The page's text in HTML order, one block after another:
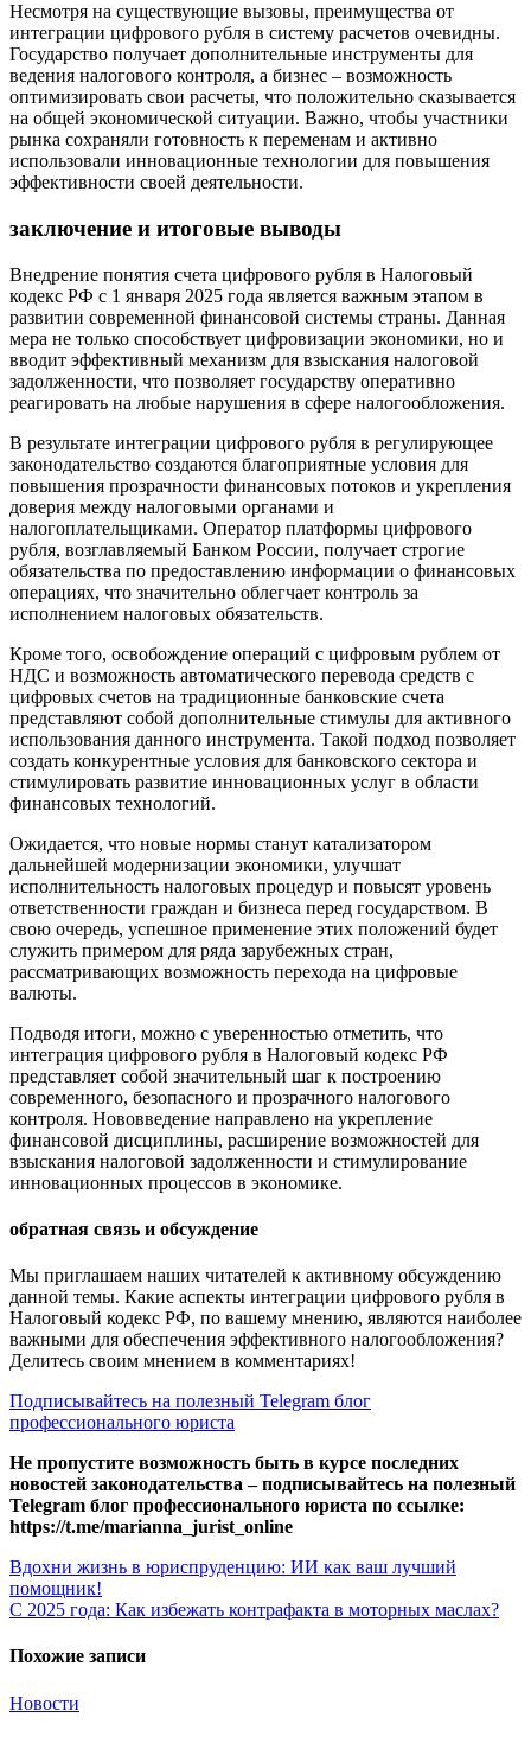
Несмотря на существующие вызовы, преимущества от
интеграции цифрового рубля в систему расчетов очевидны.
Государство получает дополнительные инструменты для
ведения налогового контроля, а бизнес – возможность
оптимизировать свои расчеты, что положительно сказывается
на общей экономической ситуации. Важно, чтобы участники
рынка сохраняли готовность к переменам и активно
использовали инновационные технологии для повышения
эффективности своей деятельности.
заключение и итоговые выводы
Внедрение понятия счета цифрового рубля в Налоговый
кодекс РФ с 1 января 2025 года является важным этапом в
развитии современной финансовой системы страны. Данная
мера не только способствует цифровизации экономики, но и
вводит эффективный механизм для взыскания налоговой
задолженности, что позволяет государству оперативно
реагировать на любые нарушения в сфере налогообложения.
В результате интеграции цифрового рубля в регулирующее
законодательство создаются благоприятные условия для
повышения прозрачности финансовых потоков и укрепления
доверия между налоговыми органами и
налогоплательщиками. Оператор платформы цифрового
рубля, возглавляемый Банком России, получает строгие
обязательства по предоставлению информации о финансовых
операциях, что значительно облегчает контроль за
исполнением налоговых обязательств.
Кроме того, освобождение операций с цифровым рублем от
НДС и возможность автоматического перевода средств с
цифровых счетов на традиционные банковские счета
представляют собой дополнительные стимулы для активного
использования данного инструмента. Такой подход позволяет
создать конкурентные условия для банковского сектора и
стимулировать развитие инновационных услуг в области
финансовых технологий.
Ожидается, что новые нормы станут катализатором
дальнейшей модернизации экономики, улучшат
исполнительность налоговых процедур и повысят уровень
ответственности граждан и бизнеса перед государством. В
свою очередь, успешное применение этих положений будет
служить примером для ряда зарубежных стран,
рассматривающих возможность перехода на цифровые
валюты.
Подводя итоги, можно с уверенностью отметить, что
интеграция цифрового рубля в Налоговый кодекс РФ
представляет собой значительный шаг к построению
современного, безопасного и прозрачного налогового
контроля. Нововведение направлено на укрепление
финансовой дисциплины, расширение возможностей для
взыскания налоговой задолженности и стимулирование
инновационных процессов в экономике.
обратная связь и обсуждение
Мы приглашаем наших читателей к активному обсуждению
данной темы. Какие аспекты интеграции цифрового рубля в
Налоговый кодекс РФ, по вашему мнению, являются наиболее
важными для обеспечения эффективного налогообложения?
Делитесь своим мнением в комментариях!
Подписывайтесь на полезный Telegram блог
профессионального юриста
Не пропустите возможность быть в курсе последних
новостей законодательства – подписывайтесь на полезный
Telegram блог профессионального юриста по ссылке:
https://t.me/marianna_jurist_online
Навигация
по
Вдохни жизнь в юриспруденцию: ИИ как ваш лучший
помощник!
С 2025 года: Как избежать контрафакта в моторных маслах?
Похожие записи
Новости